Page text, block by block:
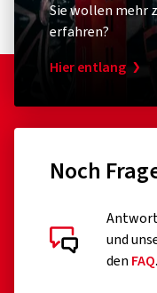
Sie wollen mehr
erfahren?
Hier entlang
Noch
und
den FAQ.